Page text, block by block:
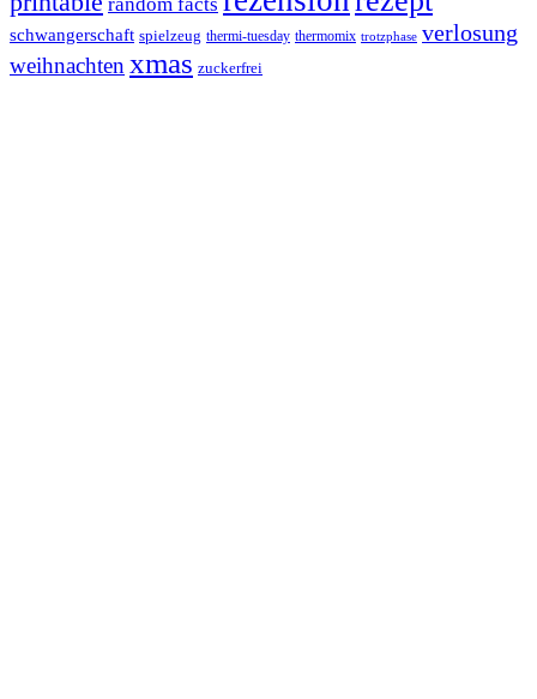
schwangerschaft spielzeug thermi-tuesday thermomix trotzphase verlosung
weihnachten xmas zuckerfrei